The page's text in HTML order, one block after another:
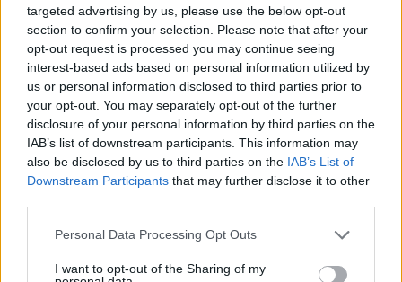
targeted advertising by us, please use the below opt-out
section to confirm your selection. Please note that after your
opt-out request is processed you may continue seeing
interest-based ads based on personal information utilized by
us or personal information disclosed to third parties prior to
your opt-out. You may separately opt-out of the further
disclosure of your personal information by third parties on the
IAB’s list of downstream participants. This information may
also be disclosed by us to third parties on the IAB’s List of
Downstream Participants that may further disclose it to other
Please note that this website/app uses one or more Google
not limited to your visit or usage behaviour. You may click to
Personal Data Processing Opt Outs
I want to opt-out of the Sharing of my